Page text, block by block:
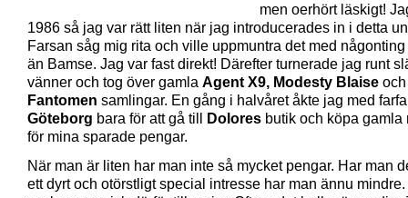
men oerhört läskigt!
1986 så jag var rätt liten när jag introducerades in i detta
Farsan såg mig rita och ville uppmuntra det med
än Bamse. Jag var fast direkt! Därefter turnerade jag runt
vänner och tog över gamla Agent X9, Modesty Blaise och
Fantomen samlingar. En gång i halvåret åkte jag med
Göteborg bara för att gå till Dolores butik och köpa gamla
för mina sparade pengar.
När man är liten har man inte så mycket pengar. Har man
ett dyrt och otörstligt special intresse har man ännu mindre.